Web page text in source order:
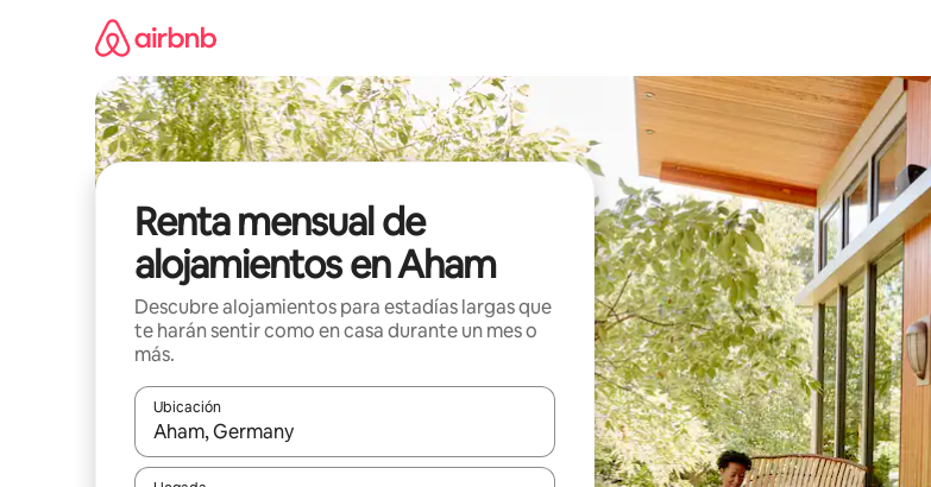
Renta mensual de
alojamientos en Aham
Descubre alojamientos para estadías largas que
te harán sentir como en casa durante un mes o
más.
Ubicación
Cuando los resultados estén disponibles, navega con las teclas de flecha hacia arriba y hacia abajo o